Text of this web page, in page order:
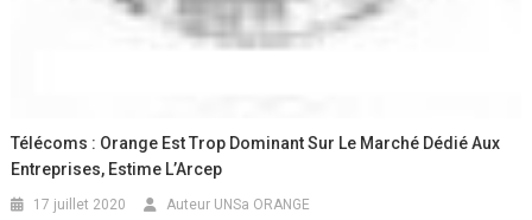
Télécoms : Orange Est Trop Dominant Sur Le Marché Dédié Aux
Entreprises, Estime L’Arcep
17 juillet 2020 Auteur UNSa ORANGE